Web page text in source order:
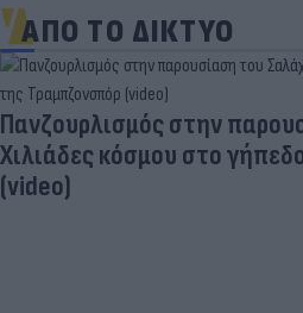
ΑΠΟ ΤΟ ΔΙΚΤΥΟ
Πανζουρλισμός στην
Χιλιάδες κόσμου στο
(video)